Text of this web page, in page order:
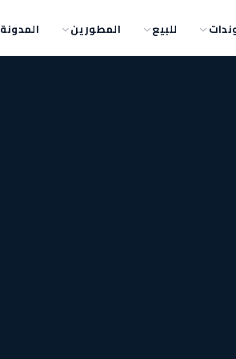
للبيع المطورين المدونة